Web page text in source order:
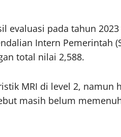
evaluasi pada tahun
Intern Pemerintah
total nilai 2,588.
MRI di level 2,
masih belum